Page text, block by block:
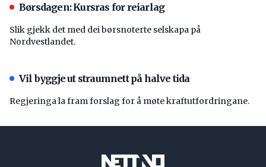
Børsdagen: Kursras for reiarlag
Slik gjekk det med dei børsnoterte selskapa på
Nordvestlandet.
Vil byggje ut straumnett på halve tida
Regjeringa la fram forslag for å møte kraftutfordringane.